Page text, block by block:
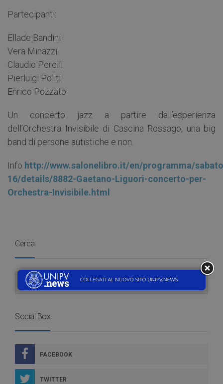
Partecipanti:
Ellade Bandini
Vera Minazzi
Claudio Perelli
Pierluigi Politi
Enrico Pozzato
Un concerto jazz a partire dall’esperienza
dell’Orchestra Invisibile di Cascina Rossago, una big
band di persone autistiche e non.
Info http://www.salonelibro.it/en/programma/
16/details/8882-Gaetano-Liguori-concerto-per-
Orchestra-Invisibile.html
Cerca
Social Box
FACEBOOK
TWITTER